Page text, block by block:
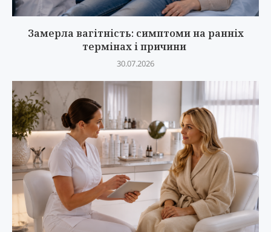
Замерла вагітність: симптоми на ранніх
термінах і причини
30.07.2026